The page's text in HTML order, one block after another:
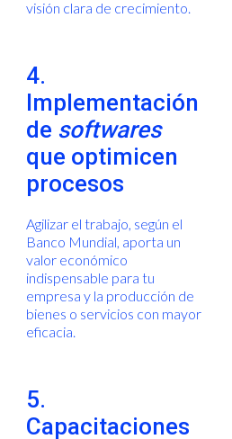
visión clara de crecimiento.
4.
Implementación
de softwares
que optimicen
procesos
Agilizar el trabajo, según el
Banco Mundial, aporta un
valor económico
indispensable para tu
empresa y la producción de
bienes o servicios con mayor
eficacia.
5.
Capacitaciones